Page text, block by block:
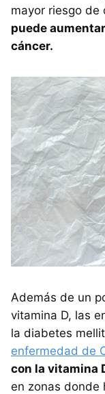
mayor riesgo de
puede
cáncer.
Además de un
vitamina D, las
la diabetes
enfermedad de
con la vitamina
en zonas donde